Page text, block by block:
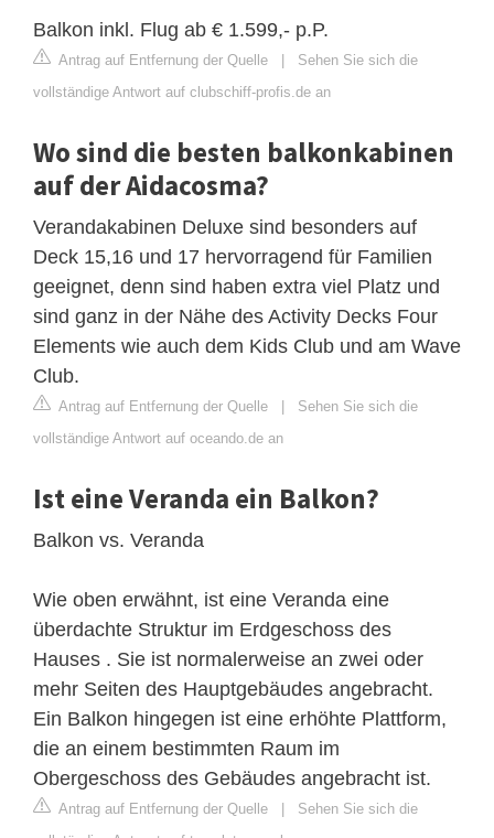
Balkon inkl. Flug ab € 1.599,- p.P.
Antrag auf Entfernung der Quelle | Sehen Sie sich die
vollständige Antwort auf clubschiff-profis.de an
Wo sind die besten balkonkabinen
auf der Aidacosma?
Verandakabinen Deluxe sind besonders auf
Deck 15,16 und 17 hervorragend für Familien
geeignet, denn sind haben extra viel Platz und
sind ganz in der Nähe des Activity Decks Four
Elements wie auch dem Kids Club und am Wave
Club.
Antrag auf Entfernung der Quelle | Sehen Sie sich die
vollständige Antwort auf oceando.de an
Ist eine Veranda ein Balkon?
Balkon vs. Veranda
Wie oben erwähnt, ist eine Veranda eine
überdachte Struktur im Erdgeschoss des
Hauses . Sie ist normalerweise an zwei oder
mehr Seiten des Hauptgebäudes angebracht.
Ein Balkon hingegen ist eine erhöhte Plattform,
die an einem bestimmten Raum im
Obergeschoss des Gebäudes angebracht ist.
Antrag auf Entfernung der Quelle | Sehen Sie sich die